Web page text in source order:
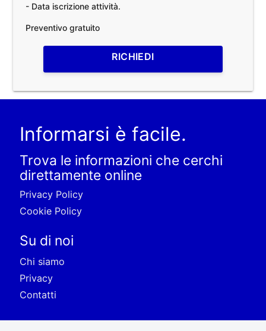
- Data iscrizione attività.
Preventivo gratuito
RICHIEDI
Informarsi è facile.
Trova le informazioni che cerchi
direttamente online
Privacy Policy
Cookie Policy
Su di noi
Chi siamo
Privacy
Contatti